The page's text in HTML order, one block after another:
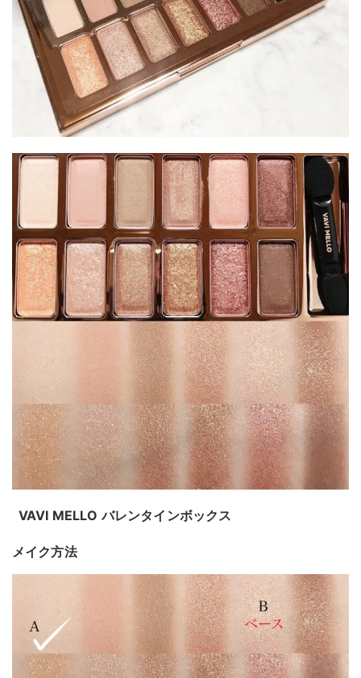
VAVI MELLO バレンタインボックス
メイク方法